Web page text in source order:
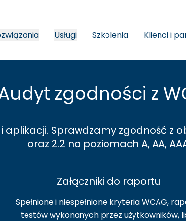
Usługi Szkolenia Klienci i
zgodności z
Sprawdzamy zgodność z
oraz 2.2 na poziomach A, AA,
Załączniki do raportu
Spełnione i niespełnione kryteria WCAG,
testów wykonanych przez użytkowników,